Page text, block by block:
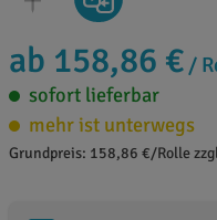
ab 158,86 € /
sofort lieferbar
mehr ist unterwegs
Grundpreis: 158,86 €/Rolle